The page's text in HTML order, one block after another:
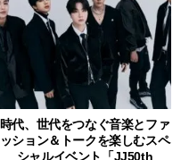
時代、世代をつなぐ音楽とファ
ッション＆トークを楽しむスペ
シャルイベント「JJ50th